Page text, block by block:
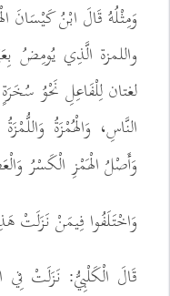
وَمِثْلُهُ قَالَ ابْنُ كَيْسَانَ
واللمزة الَّذِي يُومِضُ
لغتان لِلْفَاعِلِ نَحْوُ
النَّاسِ، وَالْهُمْزَةُ
وَأَصْلُ الْهَمْزِ الْكَسْرُ
وَاخْتَلَفُوا فِيمَنْ نَزَلَتْ
قَالَ الْكَلْبِيُّ: نَزَلَتْ